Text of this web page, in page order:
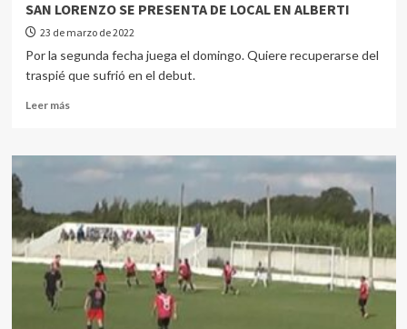
SAN LORENZO SE PRESENTA DE LOCAL EN ALBERTI
23 de marzo de 2022
Por la segunda fecha juega el domingo. Quiere recuperarse del
traspié que sufrió en el debut.
Leer más